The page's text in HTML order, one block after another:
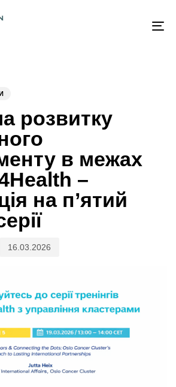
розвитку
в межах
–
на п’ятий
16.03.2026